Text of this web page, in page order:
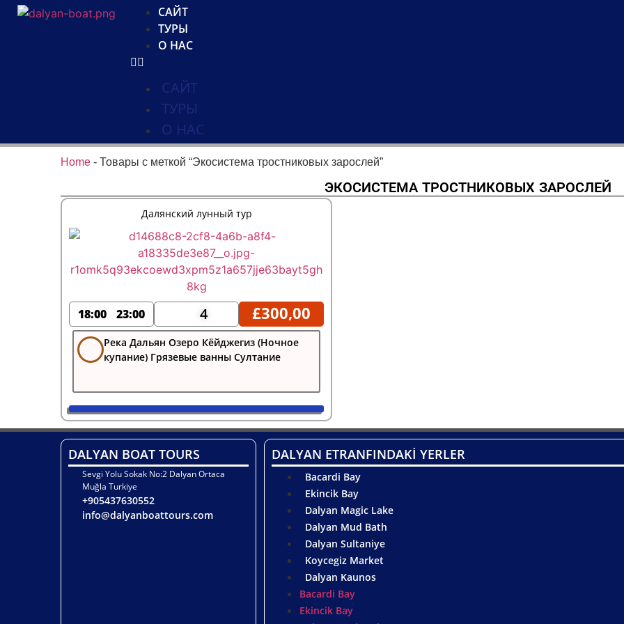
САЙТ
ТУРЫ
О НАС
САЙТ
ТУРЫ
О НАС
Home - Товары с меткой “Экосистема тростниковых зарослей”
ЭКОСИСТЕМА ТРОСТНИКОВЫХ ЗАРОСЛЕЙ
Далянский лунный тур
18:00 23:00 4 £300,00
Река Дальян Озеро Кёйджегиз (Ночное
купание) Грязевые ванны Султание
DALYAN BOAT TOURS
Sevgi Yolu Sokak No:2 Dalyan Ortaca
Muğla Turkiye
+905437630552
info@dalyanboattours.com
DALYAN ETRANFINDAKİ YERLER
Bacardi Bay
Ekincik Bay
Dalyan Magic Lake
Dalyan Mud Bath
Dalyan Sultaniye
Koycegiz Market
Dalyan Kaunos
Bacardi Bay
Ekincik Bay